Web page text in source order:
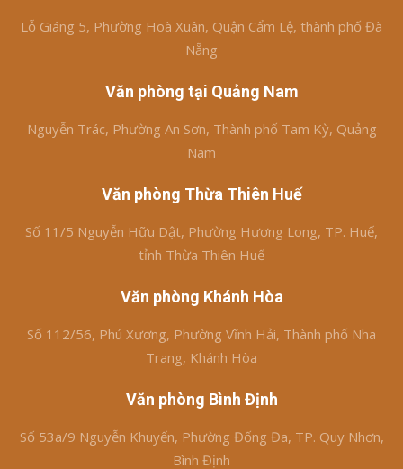
Lỗ Giáng 5, Phường Hoà Xuân, Quận Cẩm Lệ, thành phố Đà
Nẵng
Văn phòng tại Quảng Nam
Nguyễn Trác, Phường An Sơn, Thành phố Tam Kỳ, Quảng
Nam
Văn phòng Thừa Thiên Huế
Số 11/5 Nguyễn Hữu Dật, Phường Hương Long, TP. Huế,
tỉnh Thừa Thiên Huế
Văn phòng Khánh Hòa
Số 112/56, Phú Xương, Phường Vĩnh Hải, Thành phố Nha
Trang, Khánh Hòa
Văn phòng Bình Định
Số 53a/9 Nguyễn Khuyến, Phường Đống Đa, TP. Quy Nhơn,
Bình Định